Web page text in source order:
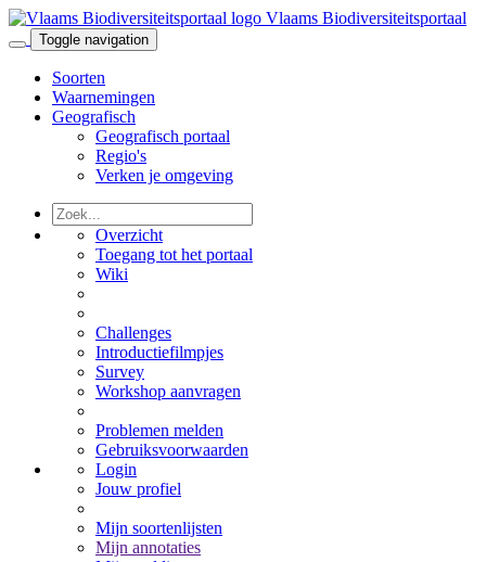
Vlaams Biodiversiteitsportaal
Toggle navigation
Soorten
Waarnemingen
Geografisch
Geografisch portaal
Regio's
Verken je omgeving
Overzicht
Toegang tot het portaal
Wiki
Challenges
Introductiefilmpjes
Survey
Workshop aanvragen
Problemen melden
Gebruiksvoorwaarden
Login
Jouw profiel
Mijn soortenlijsten
Mijn annotaties